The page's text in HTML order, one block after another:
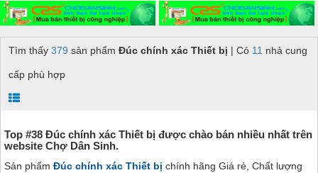
Tìm thấy 379 sản phẩm Đúc chính xác Thiết bị | Có 11 nhà cung
cấp phù hợp
Top #38 Đúc chính xác Thiết bị được chào bán nhiều nhất trên
website Chợ Dân Sinh.
Sản phẩm Đúc chính xác Thiết bị chính hãng Giá rẻ, Chất lượng